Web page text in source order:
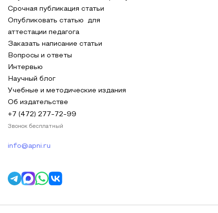
Срочная публикация статьи
Опубликовать статью для
аттестации педагога
Заказать написание статьи
Вопросы и ответы
Интервью
Научный блог
Учебные и методические издания
Об издательстве
+7 (472) 277-72-99
Звонок бесплатный
info@apni.ru